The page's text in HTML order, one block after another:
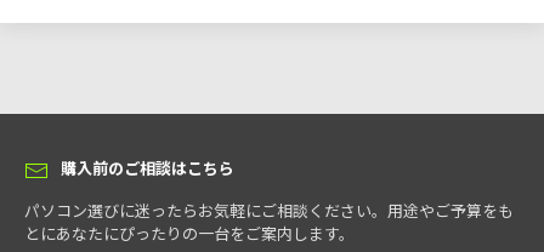
購入前のご相談はこちら
パソコン選びに迷ったらお気軽にご相談ください。用途やご予算をも
とにあなたにぴったりの一台をご案内します。